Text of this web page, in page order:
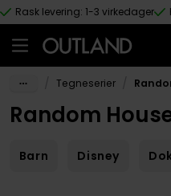
Hopp til hovedinnhold
Rask levering: 1-3 virkedager
Tegneserier
Random
Barn Disney